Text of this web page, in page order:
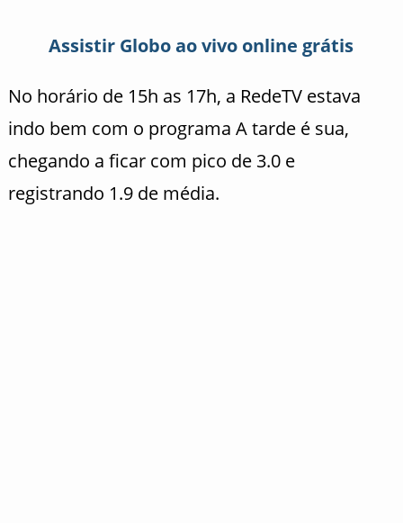
Assistir Globo ao vivo online grátis
No horário de 15h as 17h, a RedeTV estava
indo bem com o programa A tarde é sua,
chegando a ficar com pico de 3.0 e
registrando 1.9 de média.